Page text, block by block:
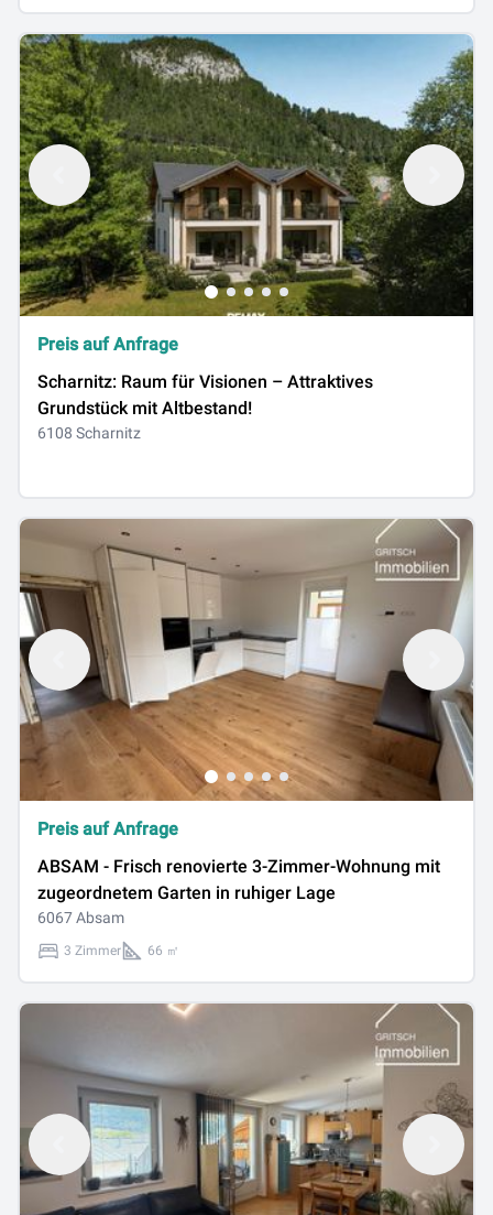
Preis auf Anfrage
Scharnitz: Raum für Visionen – Attraktives
Grundstück mit Altbestand!
6108 Scharnitz
Preis auf Anfrage
ABSAM - Frisch renovierte 3-Zimmer-Wohnung mit
zugeordnetem Garten in ruhiger Lage
6067 Absam
3 Zimmer 66 ㎡